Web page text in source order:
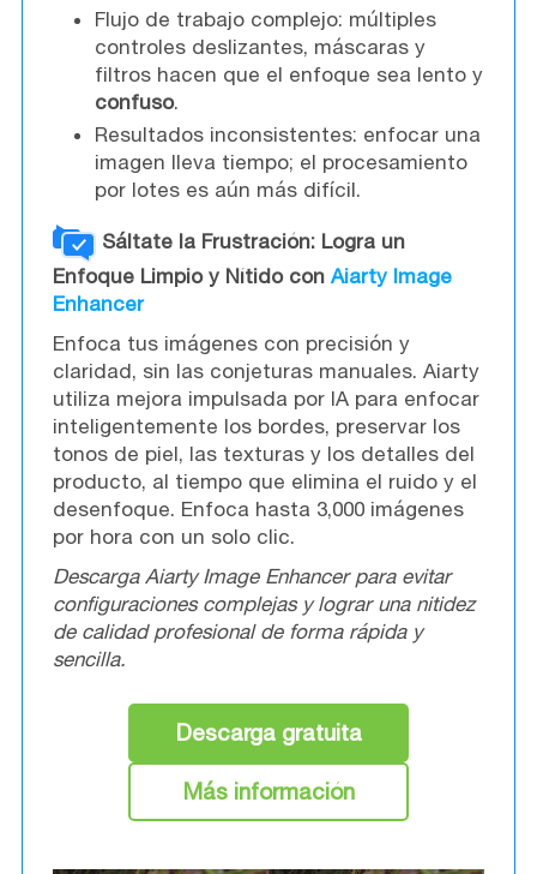
Flujo de trabajo complejo: múltiples
controles deslizantes, máscaras y
filtros hacen que el enfoque sea lento y
confuso.
Resultados inconsistentes: enfocar una
imagen lleva tiempo; el procesamiento
por lotes es aún más difícil.
Sáltate la Frustración: Logra un
Enfoque Limpio y Nítido con Aiarty Image
Enhancer
Enfoca tus imágenes con precisión y
claridad, sin las conjeturas manuales. Aiarty
utiliza mejora impulsada por IA para enfocar
inteligentemente los bordes, preservar los
tonos de piel, las texturas y los detalles del
producto, al tiempo que elimina el ruido y el
desenfoque. Enfoca hasta 3,000 imágenes
por hora con un solo clic.
Descarga Aiarty Image Enhancer para evitar
configuraciones complejas y lograr una nitidez
de calidad profesional de forma rápida y
sencilla.
Descarga gratuita
Más información